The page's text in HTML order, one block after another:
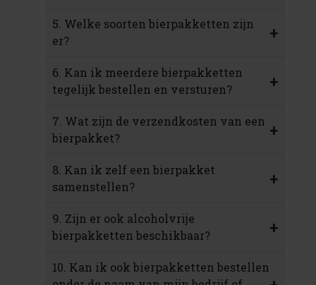
5. Welke soorten bierpakketten zijn
er?
+
6. Kan ik meerdere bierpakketten
tegelijk bestellen en versturen?
+
7. Wat zijn de verzendkosten van een
bierpakket?
+
8. Kan ik zelf een bierpakket
samenstellen?
+
9. Zijn er ook alcoholvrije
bierpakketten beschikbaar?
+
10. Kan ik ook bierpakketten bestellen